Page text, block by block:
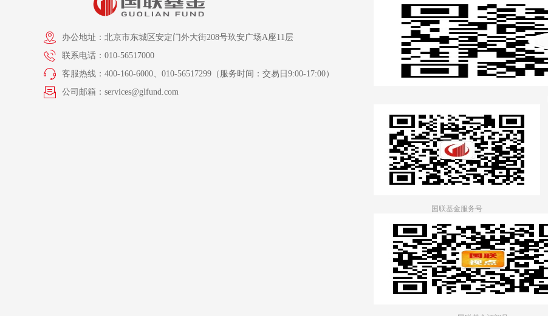
办公地址：北京市东城区安定门外大街208号玖安广场A座11层
联系电话：010-56517000
客服热线：400-160-6000、010-56517299（服务时间：交易日9:00-17:00）
公司邮箱：services@glfund.com
国联基金服务号